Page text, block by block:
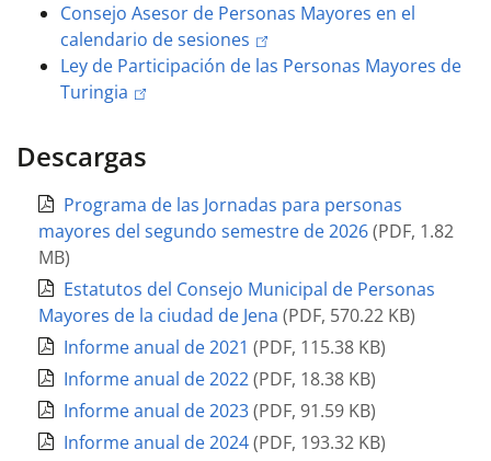
Consejo Asesor de Personas Mayores en el
calendario de sesiones
Ley de Participación de las Personas Mayores de
Turingia
Descargas
Programa de las Jornadas para personas
mayores del segundo semestre de 2026(PDF, 1.82
MB)
Estatutos del Consejo Municipal de Personas
Mayores de la ciudad de Jena (PDF, 570.22 KB)
Informe anual de 2021 (PDF, 115.38 KB)
Informe anual de 2022(PDF, 18.38 KB)
Informe anual de 2023(PDF, 91.59 KB)
Informe anual de 2024(PDF, 193.32 KB)